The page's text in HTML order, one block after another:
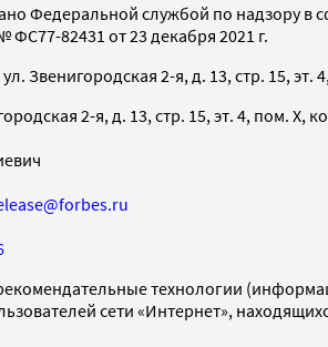
Федеральной службой по надзору
82431 от 23 декабря 2021 г.
Звенигородская 2-я, д. 13, стр. 15, эт.
2-я, д. 13, стр. 15, эт. 4, пом. X,
технологии
сети «Интернет»,